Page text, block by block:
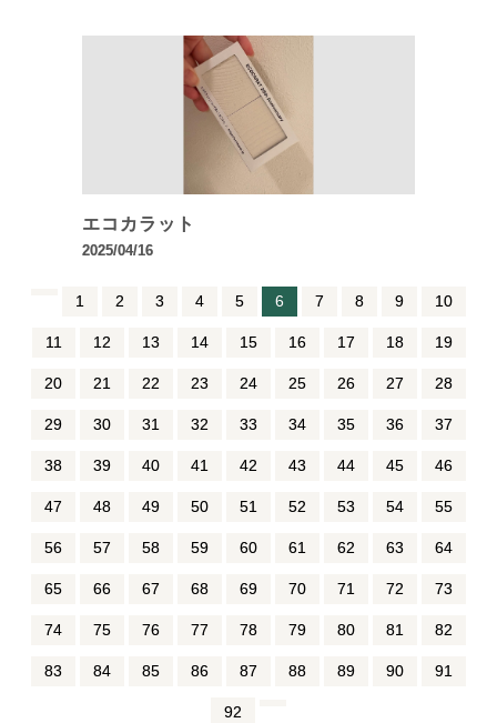
エコカラット
2025/04/16
1 2 3 4 5 6 7 8 9 10
11 12 13 14 15 16 17 18 19
20 21 22 23 24 25 26 27 28
29 30 31 32 33 34 35 36 37
38 39 40 41 42 43 44 45 46
47 48 49 50 51 52 53 54 55
56 57 58 59 60 61 62 63 64
65 66 67 68 69 70 71 72 73
74 75 76 77 78 79 80 81 82
83 84 85 86 87 88 89 90 91
92